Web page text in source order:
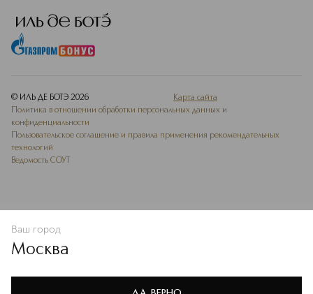
Политике конфиденциальности
В КОРЗИНУ
© ИЛЬ ДЕ БОТЭ 2026
Карта сайта
Политика в отношении обработки персональных данных и
конфиденциальности
Пользовательское соглашение и правила применения рекомендательных
технологий
Ведомость СОУТ
Ваш город
Москва